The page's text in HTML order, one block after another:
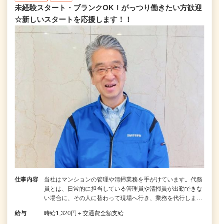
未経験スタート・ブランクOK！がっつり働きたい方歓迎
☆新しいスタートを応援します！！
仕事内容
当社はマンションの管理や清掃業務を手がけています。代務
員とは、日常的に担当している管理員や清掃員が出勤できな
い場合に、その人に替わって現場へ行き、業務を代行しま…
給与 時給1,320円＋交通費全額支給